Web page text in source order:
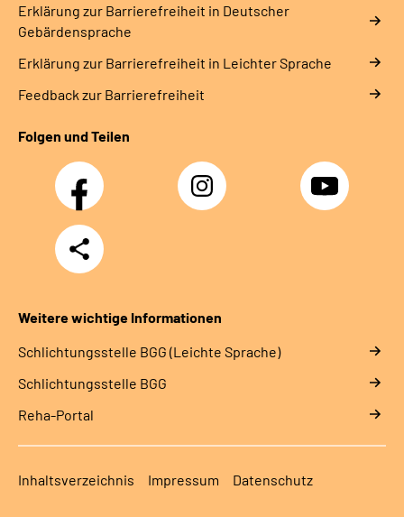
Erklärung zur Barrierefreiheit in Deutscher
Gebärdensprache
Erklärung zur Barrierefreiheit in Leichter Sprache
Feedback zur Barrierefreiheit
Folgen und Teilen
Facebook Instagram YouTube
Teilen
Weitere wichtige Informationen
Schlich­tungs­stel­le BGG (Leichte Sprache)
Schlich­tungs­stel­le BGG
Reha-Portal
Inhaltsverzeichnis Impressum Datenschutz